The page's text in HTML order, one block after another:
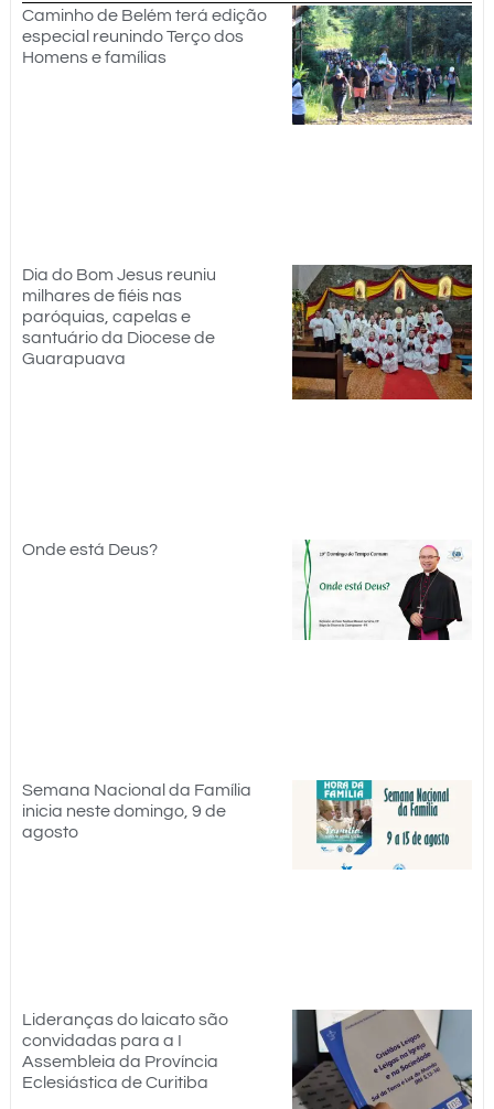
Caminho de Belém terá edição
especial reunindo Terço dos
Homens e famílias
Dia do Bom Jesus reuniu
milhares de fiéis nas
paróquias, capelas e
santuário da Diocese de
Guarapuava
Onde está Deus?
Semana Nacional da Família
inicia neste domingo, 9 de
agosto
Lideranças do laicato são
convidadas para a I
Assembleia da Província
Eclesiástica de Curitiba